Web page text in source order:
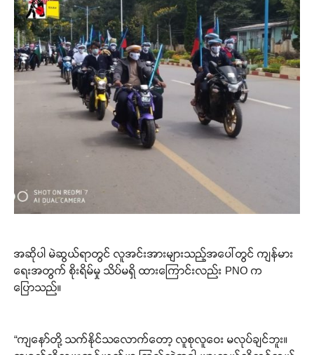
အဆိုပါ မဲဆွယ်ရာတွင် လူအင်းအားများသည့်အပေါ်တွင် ကျန်မား
ရေးအတွက် စိုးရိမ်မှု သိပ်မရှိ ထားကြောင်းလည်း PNO က
ပြောသည်။
“ကျနော်တို့ သက်နိုင်သလောက်တော့ လူစုလူဝေး မလုပ်ချင်ဘူး။